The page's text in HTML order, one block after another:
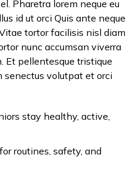
Pharetra lorem neque eu
id ut orci Quis ante neque
tortor facilisis nisl diam
nunc accumsan viverra
Et pellentesque tristique
senectus volutpat et orci
stay healthy, active,
routines, safety, and